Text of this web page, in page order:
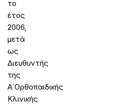
το
έτος
2006,
μετά
ως
Διευθυντής
της
Α΄Ορθοπαιδικής
Κλινικής